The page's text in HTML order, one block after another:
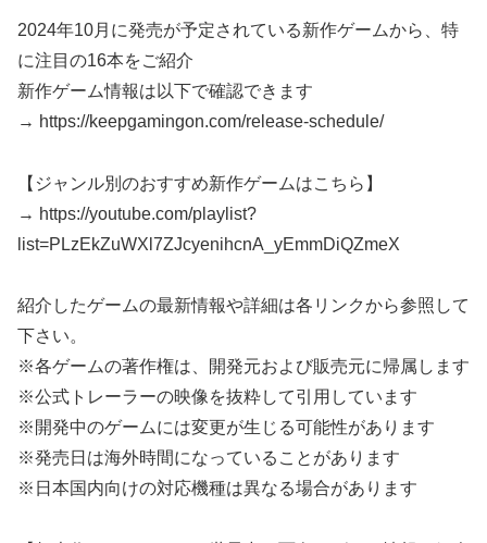
2024年10月に発売が予定されている新作ゲームから、特
に注目の16本をご紹介
新作ゲーム情報は以下で確認できます
→ https://keepgamingon.com/release-schedule/
【ジャンル別のおすすめ新作ゲームはこちら】
→ https://youtube.com/playlist?
list=PLzEkZuWXl7ZJcyenihcnA_yEmmDiQZmeX
紹介したゲームの最新情報や詳細は各リンクから参照して
下さい。
※各ゲームの著作権は、開発元および販売元に帰属します
※公式トレーラーの映像を抜粋して引用しています
※開発中のゲームには変更が生じる可能性があります
※発売日は海外時間になっていることがあります
※日本国内向けの対応機種は異なる場合があります